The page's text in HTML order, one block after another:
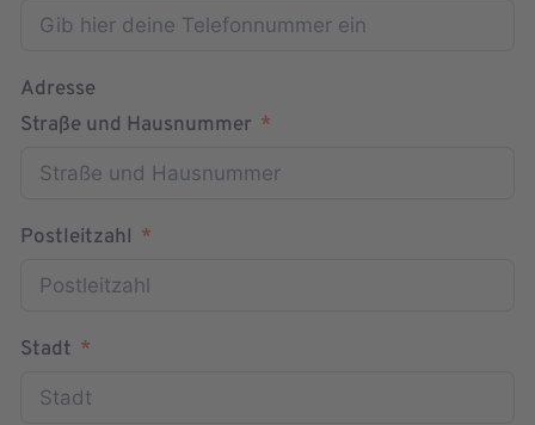
Adresse
Straße und Hausnummer
Postleitzahl
Stadt